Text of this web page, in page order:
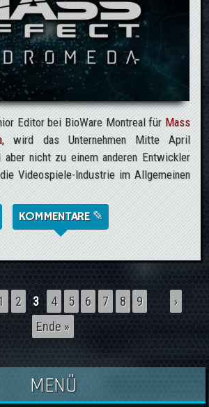
Editor bei BioWare Montreal fürMass
, wird das Unternehmen Mitte April
nicht zu einem anderen Entwickler
Videospiele-Industrie im Allgemeinen
ÜBER SENIOR EDITOR VON MASS EFFECT:
VERLÄSST BIOWARE
KOMMENTARE ✎
2 3 4 5 6 7 8 9
›
Ende »
MENÜ